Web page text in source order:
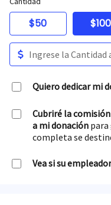
$50 $100
Quiero dedicar mi
Cubriré la
a mi donación
completa se
Vea si su